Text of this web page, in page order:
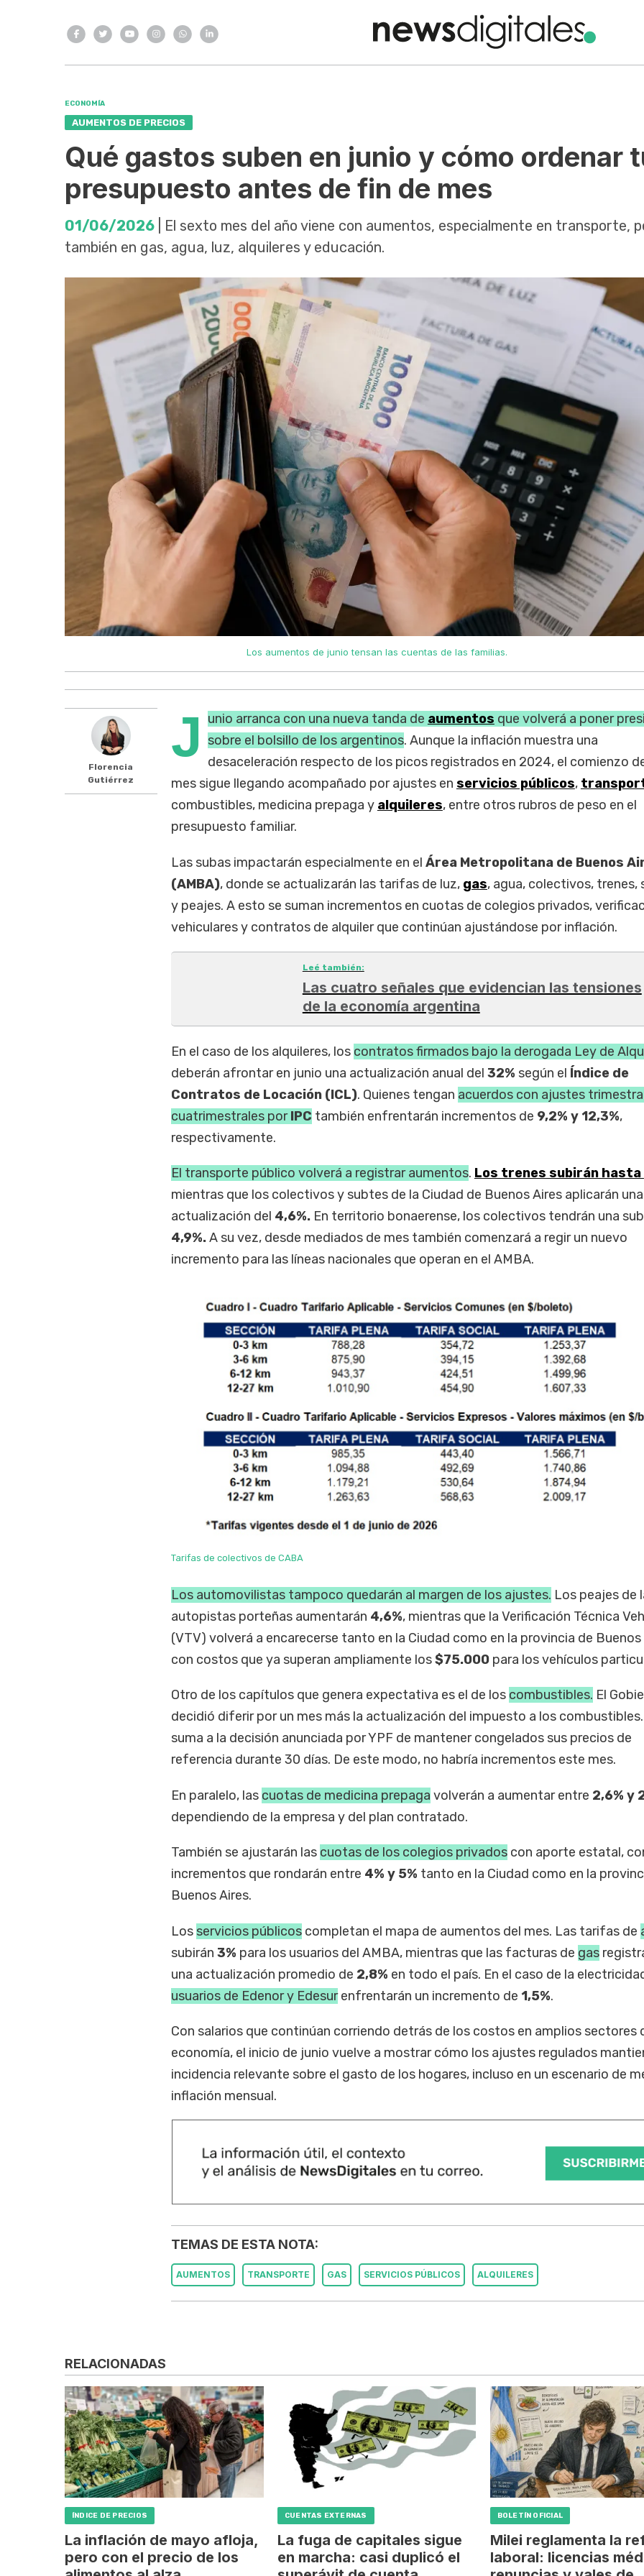
ECONOMÍA
AUMENTOS DE PRECIOS
Qué gastos suben en junio y cómo ordenar
presupuesto antes de fin de mes
01/06/2026 | El sexto mes del año viene con aumentos, especialmente en transporte,
también en gas, agua, luz, alquileres y educación.
Los aumentos de junio tensan las cuentas de las familias.
Florencia
Gutiérrez
J unio arranca con una nueva tanda de aumentos que volverá a poner
sobre el bolsillo de los argentinos. Aunque la inflación muestra una
desaceleración respecto de los picos registrados en 2024, el comienzo
mes sigue llegando acompañado por ajustes en servicios públicos,
combustibles, medicina prepaga y alquileres, entre otros rubros de peso en el
presupuesto familiar.
Las subas impactarán especialmente en el Área Metropolitana de Buenos
(AMBA), donde se actualizarán las tarifas de luz, gas, agua, colectivos, trenes,
y peajes. A esto se suman incrementos en cuotas de colegios privados,
vehiculares y contratos de alquiler que continúan ajustándose por inflación.
Leé también:
Las cuatro señales que evidencian las tensiones
de la economía argentina
En el caso de los alquileres, los contratos firmados bajo la derogada Ley de
deberán afrontar en junio una actualización anual del 32% según el Índice de
Contratos de Locación (ICL). Quienes tengan acuerdos con ajustes
cuatrimestrales porIPC también enfrentarán incrementos de 9,2% y 12,3%,
respectivamente.
El transporte público volverá a registrar aumentos. Los trenes subirán hasta
mientras que los colectivos y subtes de la Ciudad de Buenos Aires aplicarán una
actualización del 4,6%. En territorio bonaerense, los colectivos tendrán una
4,9%.A su vez, desde mediados de mes también comenzará a regir un nuevo
incremento para las líneas nacionales que operan en el AMBA.
Tarifas de colectivos de CABA
Los automovilistas tampoco quedarán al margen de los ajustes. Los peajes de
autopistas porteñas aumentarán 4,6%, mientras que la Verificación Técnica
(VTV) volverá a encarecerse tanto en la Ciudad como en la provincia de Buenos
con costos que ya superan ampliamente los$75.000para los vehículos
Otro de los capítulos que genera expectativa es el de los combustibles. El
decidió diferir por un mes más la actualización del impuesto a los
suma a la decisión anunciada por YPF de mantener congelados sus precios de
referencia durante 30 días. De este modo, no habría incrementos este mes.
En paralelo, las cuotas de medicina prepaga volverán a aumentar entre 2,6% y
dependiendo de la empresa y del plan contratado.
También se ajustarán las cuotas de los colegios privadoscon aporte estatal,
incrementos que rondarán entre 4% y 5% tanto en la Ciudad como en la
Buenos Aires.
Los servicios públicoscompletan el mapa de aumentos del mes. Las tarifas de
subirán 3% para los usuarios del AMBA, mientras que las facturas de gas
una actualización promedio de 2,8% en todo el país. En el caso de la
usuarios de Edenor y Edesurenfrentarán un incremento de 1,5%.
Con salarios que continúan corriendo detrás de los costos en amplios sectores
economía, el inicio de junio vuelve a mostrar cómo los ajustes regulados
incidencia relevante sobre el gasto de los hogares, incluso en un escenario de
inflación mensual.
TEMAS DE ESTA NOTA:
AUMENTOS TRANSPORTE GAS SERVICIOS PÚBLICOS ALQUILERES
RELACIONADAS
ÍNDICE DE PRECIOS
La inflación de mayo afloja,
pero con el precio de los
CUENTAS EXTERNAS
La fuga de capitales sigue
en marcha: casi duplicó el
BOLETÍN OFICIAL
Milei reglamenta la
laboral: licencias